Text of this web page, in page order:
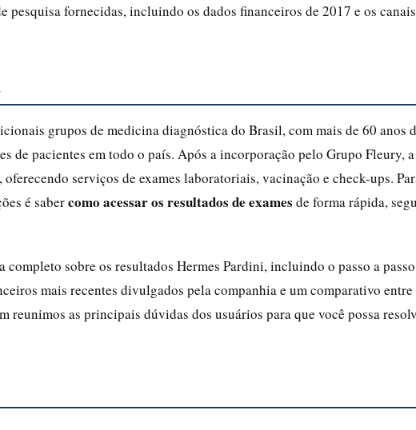
fornecidas, incluindo os dados financeiros de 2017 e os
grupos de medicina diagnóstica do Brasil, com mais de 60 anos
de pacientes em todo o país. Após a incorporação pelo Grupo Fleury, a
serviços de exames laboratoriais, vacinação e check-ups.
é sabercomo acessar os resultados de exames de forma rápida,
sobre os resultados Hermes Pardini, incluindo o passo a
mais recentes divulgados pela companhia e um comparativo entre
reunimos as principais dúvidas dos usuários para que você possa